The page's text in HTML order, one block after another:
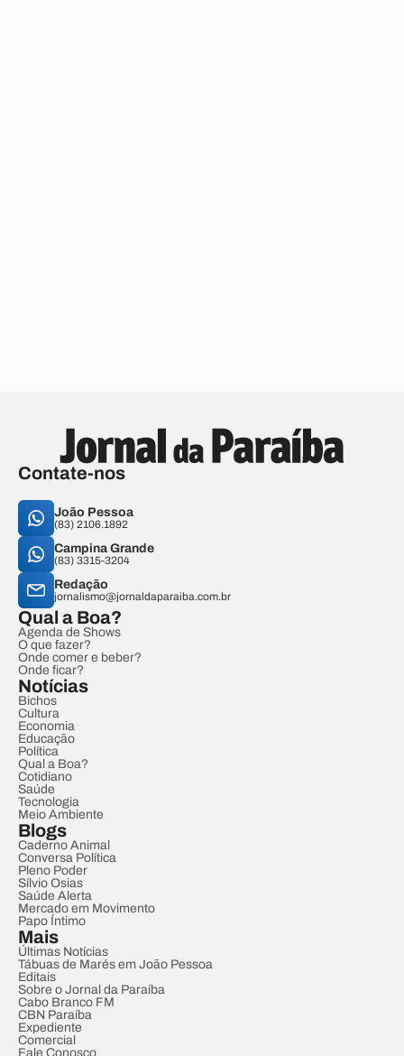
Contate-nos
João Pessoa
(83) 2106.1892
Campina Grande
(83) 3315-3204
Redação
jornalismo@jornaldaparaiba.com.br
Qual a Boa?
Agenda de Shows
O que fazer?
Onde comer e beber?
Onde ficar?
Notícias
Bichos
Cultura
Economia
Educação
Política
Qual a Boa?
Cotidiano
Saúde
Tecnologia
Meio Ambiente
Blogs
Caderno Animal
Conversa Política
Pleno Poder
Sílvio Osias
Saúde Alerta
Mercado em Movimento
Papo Íntimo
Mais
Últimas Notícias
Tábuas de Marés em João Pessoa
Editais
Sobre o Jornal da Paraíba
Cabo Branco FM
CBN Paraíba
Expediente
Comercial
Fale Conosco